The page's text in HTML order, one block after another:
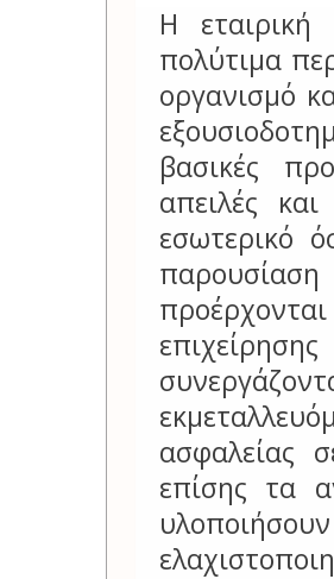
Η
πολύτιμα
οργανισμό
βασικές
απειλές
εσωτερικό
ασφαλείας
επίσης τα